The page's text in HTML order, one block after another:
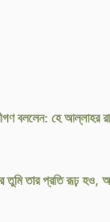
বললেন: হে আল্লাহর
তার প্রতি রূঢ়